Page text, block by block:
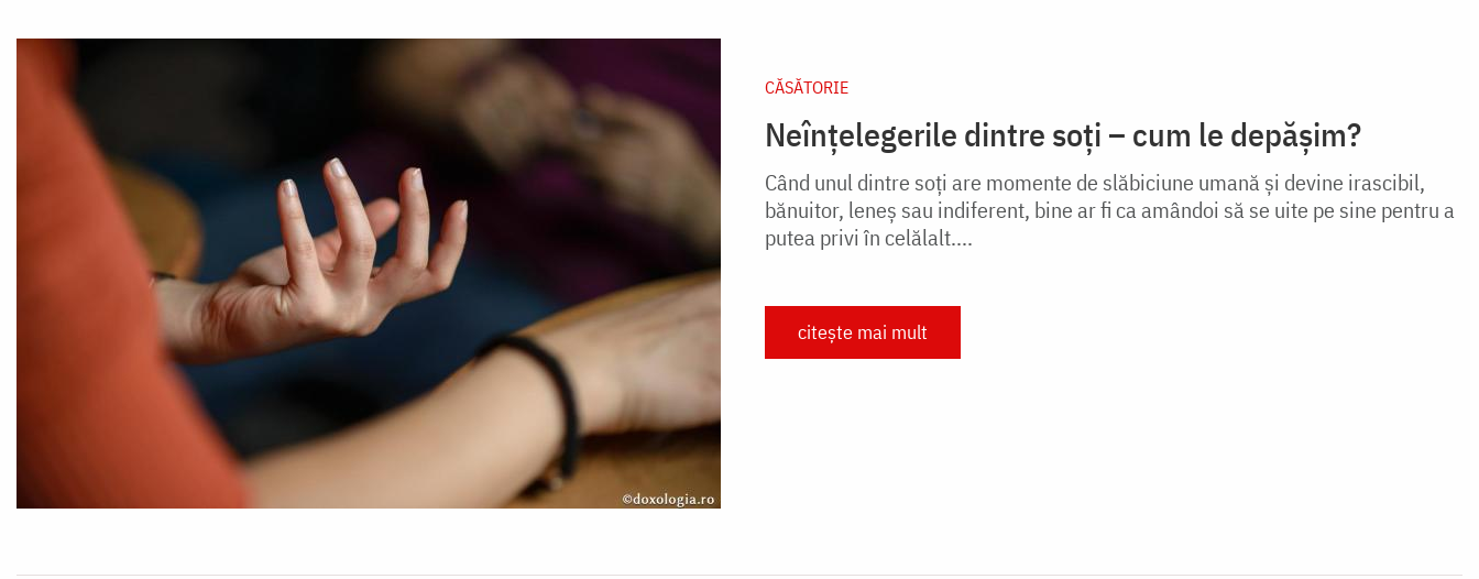
CĂSĂTORIE
Neînțelegerile dintre soți – cum le depășim?
Când unul dintre soți are momente de slăbiciune umană și devine irascibil,
bănuitor, leneș sau indiferent, bine ar fi ca amândoi să se uite pe sine pentru a
putea privi în celălalt....
citește mai mult